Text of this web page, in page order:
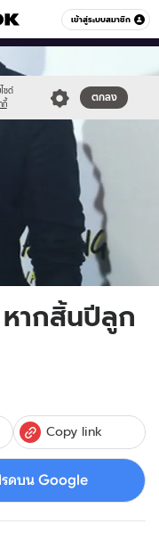
เข้าสู่ระบบสมาชิก
หมวดอื่นๆ
ซต์
กี้
ตกลง
ากสิ้นปีลูก
Copy link
รดบน Google